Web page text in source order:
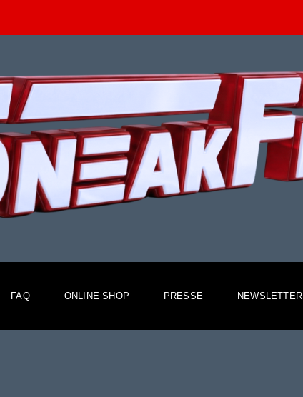
FAQ ONLINE SHOP PRESSE NEWSLETTER